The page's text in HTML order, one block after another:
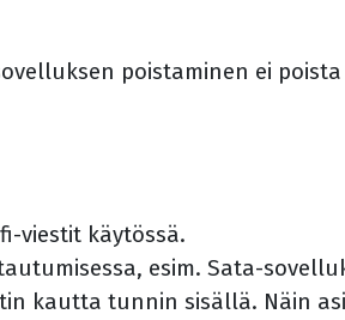
poistaminen ei
viestit käytössä.
esim. Sata-
kautta tunnin sisällä. Näin